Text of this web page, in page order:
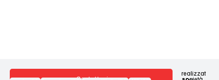
realizzat